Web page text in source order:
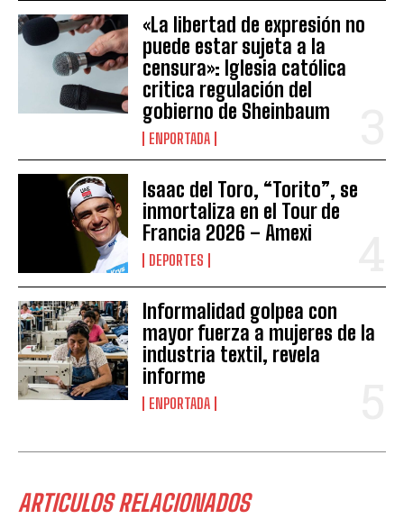
«La libertad de expresión no
puede estar sujeta a la
censura»: Iglesia católica
critica regulación del
gobierno de Sheinbaum
ENPORTADA
Isaac del Toro, “Torito”, se
inmortaliza en el Tour de
Francia 2026 – Amexi
DEPORTES
Informalidad golpea con
mayor fuerza a mujeres de la
industria textil, revela
informe
ENPORTADA
ARTICULOS RELACIONADOS